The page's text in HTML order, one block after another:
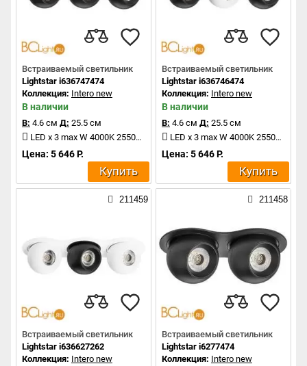
Встраиваемый светильник
Lightstar i636747474
Коллекция: Intero new
В наличии
В: 4.6 см Д: 25.5 см
LED x 3 max W 4000K 2550Lm
Цена: 5 646 Р.
Купить
Встраиваемый светильник
Lightstar i636746474
Коллекция: Intero new
В наличии
В: 4.6 см Д: 25.5 см
LED x 3 max W 4000K 2550Lm
Цена: 5 646 Р.
Купить
211459
Встраиваемый светильник
Lightstar i636627262
Коллекция: Intero new
211458
Встраиваемый светильник
Lightstar i6277474
Коллекция: Intero new